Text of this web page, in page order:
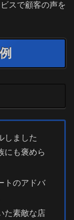
スで顧客の声を
しました
にも褒めら
トのアドバ
た素敵な店